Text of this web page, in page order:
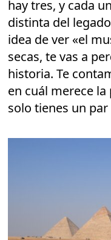
hay tres, y cada
distinta del
idea de ver «el
secas, te vas a
historia. Te
en cuál merece
solo tienes un